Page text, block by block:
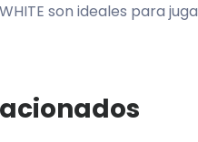
WHITE son ideales para